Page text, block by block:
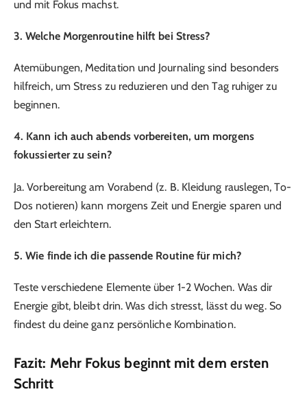
und mit Fokus machst.
3. Welche Morgenroutine hilft bei Stress?
Atemübungen, Meditation und Journaling sind besonders
hilfreich, um Stress zu reduzieren und den Tag ruhiger zu
beginnen.
4. Kann ich auch abends vorbereiten, um morgens
fokussierter zu sein?
Ja. Vorbereitung am Vorabend (z. B. Kleidung rauslegen, To-
Dos notieren) kann morgens Zeit und Energie sparen und
den Start erleichtern.
5. Wie finde ich die passende Routine für mich?
Teste verschiedene Elemente über 1-2 Wochen. Was dir
Energie gibt, bleibt drin. Was dich stresst, lässt du weg. So
findest du deine ganz persönliche Kombination.
Fazit: Mehr Fokus beginnt mit dem ersten
Schritt